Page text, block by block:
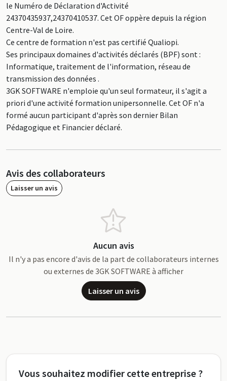
le Numéro de Déclaration d'Activité
24370435937,24370410537. Cet OF oppère depuis la région
Centre-Val de Loire.
Ce centre de formation n'est pas certifié Qualiopi.
Ses principaux domaines d'activités déclarés (BPF) sont :
Informatique, traitement de l'information, réseau de
transmission des données .
3GK SOFTWARE n'emploie qu'un seul formateur, il s'agit a
priori d'une activité formation unipersonnelle. Cet OF n'a
formé aucun participant d'après son dernier Bilan
Pédagogique et Financier déclaré.
Avis des collaborateurs
Laisser un avis
Aucun avis
Il n'y a pas encore d'avis de la part de collaborateurs internes
ou externes de 3GK SOFTWARE à afficher
Laisser un avis
Vous souhaitez modifier cette entreprise ?